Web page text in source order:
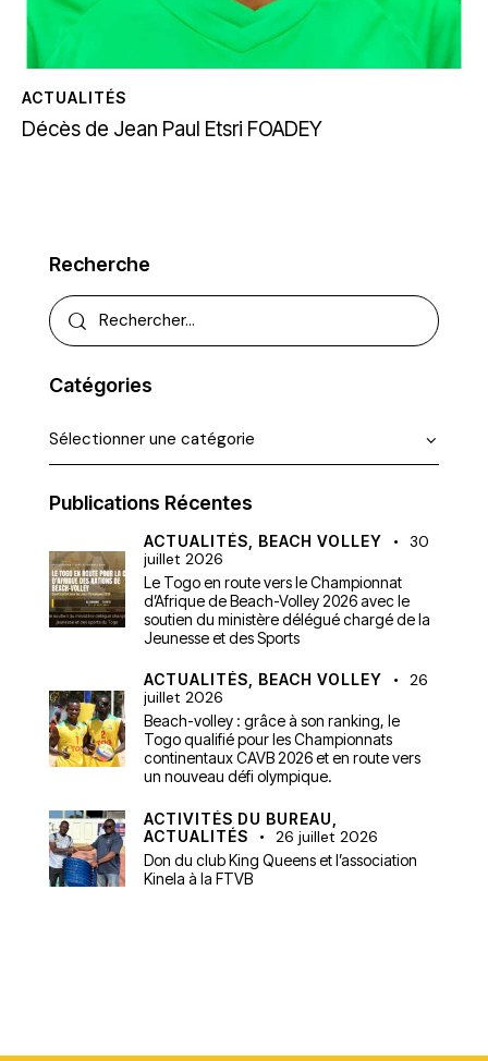
ACTUALITÉS
Décès de Jean Paul Etsri FOADEY
Recherche
Catégories
Publications Récentes
ACTUALITÉS, BEACH VOLLEY
30
juillet 2026
Le Togo en route vers le Championnat
d’Afrique de Beach-Volley 2026 avec le
soutien du ministère délégué chargé de la
Jeunesse et des Sports
ACTUALITÉS, BEACH VOLLEY
26
juillet 2026
Beach-volley : grâce à son ranking, le
Togo qualifié pour les Championnats
continentaux CAVB 2026 et en route vers
un nouveau défi olympique.
ACTIVITÉS DU BUREAU,
ACTUALITÉS
26 juillet 2026
Don du club King Queens et l’association
Kinela à la FTVB